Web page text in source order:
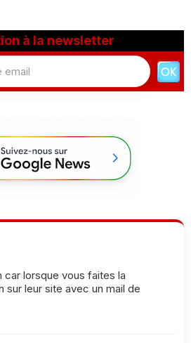
à la newsletter
car lorsque vous faites la
sur leur site avec un mail de